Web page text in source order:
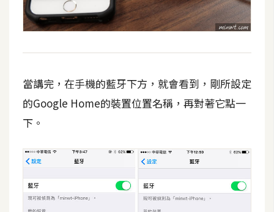
當講完，在手機的藍牙下方，就會看到，剛所設定
的Google Home的裝置位置名稱，再對著它點一
下。